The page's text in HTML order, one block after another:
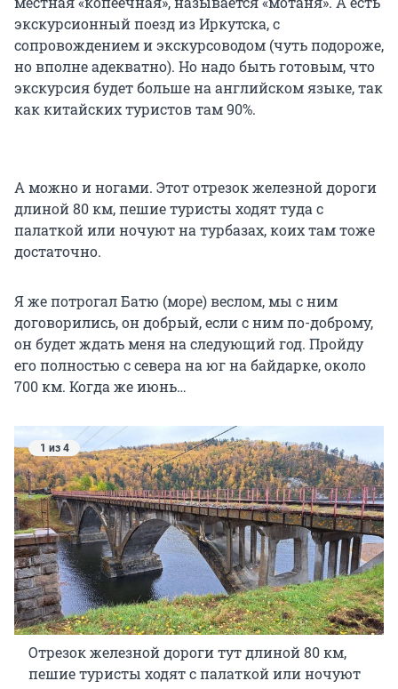
экскурсионный поезд из Иркутска, с
сопровождением и экскурсоводом (чуть подороже,
но вполне адекватно). Но надо быть готовым, что
экскурсия будет больше на английском языке, так
как китайских туристов там 90%.
А можно и ногами. Этот отрезок железной дороги
длиной 80 км, пешие туристы ходят туда с
палаткой или ночуют на турбазах, коих там тоже
достаточно.
Я же потрогал Батю (море) веслом, мы с ним
договорились, он добрый, если с ним по-доброму,
он будет ждать меня на следующий год. Пройду
его полностью с севера на юг на байдарке, около
700 км. Когда же июнь…
1 из 4
Отрезок железной дороги тут длиной 80 км,
пешие туристы ходят с палаткой или ночуют